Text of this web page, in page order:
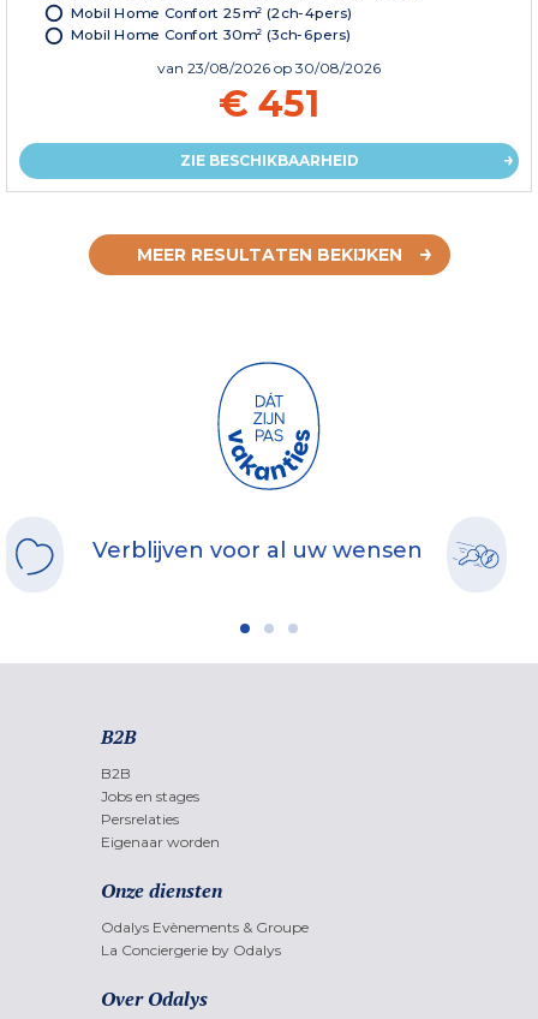
Mobil Home Confort 25m² (2ch-4pers)
Mobil Home Confort 30m² (3ch-6pers)
van 23/08/2026 op 30/08/2026
€ 451
ZIE BESCHIKBAARHEID
MEER RESULTATEN BEKIJKEN
Verblijven voor al uw wensen
B2B
B2B
Jobs en stages
Persrelaties
Eigenaar worden
Onze diensten
Odalys Evènements & Groupe
La Conciergerie by Odalys
Over Odalys